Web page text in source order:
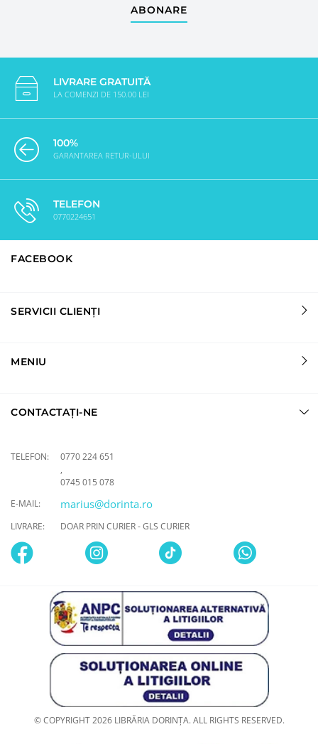
ABONARE
LIVRARE GRATUITĂ
LA COMENZI DE 150.00 LEI
100%
GARANTAREA RETUR-ULUI
TELEFON
0770224651
FACEBOOK
SERVICII CLIENȚI
MENIU
CONTACTAȚI-NE
TELEFON:
0770 224 651
,
0745 015 078
E-MAIL:
marius@dorinta.ro
LIVRARE: DOAR PRIN CURIER - GLS CURIER
© COPYRIGHT 2026 LIBRĂRIA DORINȚA. ALL RIGHTS RESERVED.